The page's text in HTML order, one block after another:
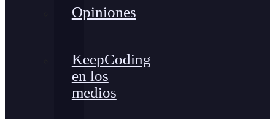
Opiniones
KeepCoding
en los
medios